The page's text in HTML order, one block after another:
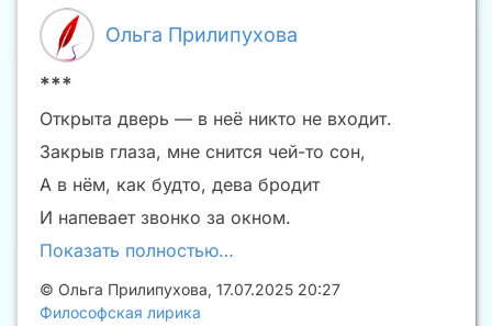
Ольга Прилипухова
***
Открыта дверь — в неё никто не входит.
Закрыв глаза, мне снится чей-то сон,
А в нём, как будто, дева бродит
И напевает звонко за окном.
Показать полностью…
© Ольга Прилипухова, 17.07.2025 20:27
Философская лирика